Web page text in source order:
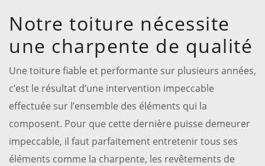
Notre toiture nécessite
une charpente de qualité
Une toiture fiable et performante sur plusieurs années,
c’est le résultat d’une intervention impeccable
effectuée sur l’ensemble des éléments qui la
composent. Pour que cette dernière puisse demeurer
impeccable, il faut parfaitement entretenir tous ses
éléments comme la charpente, les revêtements de